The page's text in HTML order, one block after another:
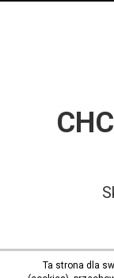
Ta strona dla